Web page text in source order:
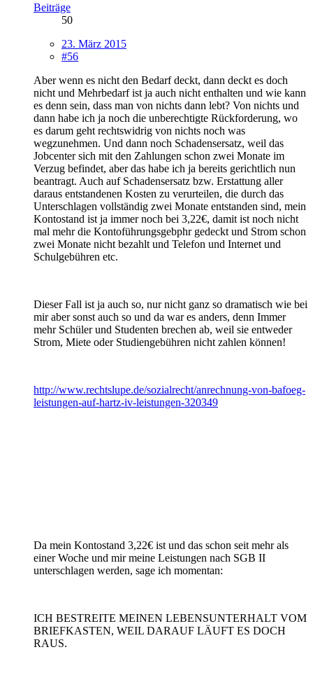
Beiträge
50
23. März 2015
#56
Aber wenn es nicht den Bedarf deckt, dann deckt es doch
nicht und Mehrbedarf ist ja auch nicht enthalten und wie kann
es denn sein, dass man von nichts dann lebt? Von nichts und
dann habe ich ja noch die unberechtigte Rückforderung, wo
es darum geht rechtswidrig von nichts noch was
wegzunehmen. Und dann noch Schadensersatz, weil das
Jobcenter sich mit den Zahlungen schon zwei Monate im
Verzug befindet, aber das habe ich ja bereits gerichtlich nun
beantragt. Auch auf Schadensersatz bzw. Erstattung aller
daraus entstandenen Kosten zu verurteilen, die durch das
Unterschlagen vollständig zwei Monate entstanden sind, mein
Kontostand ist ja immer noch bei 3,22€, damit ist noch nicht
mal mehr die Kontoführungsgebphr gedeckt und Strom schon
zwei Monate nicht bezahlt und Telefon und Internet und
Schulgebühren etc.
Dieser Fall ist ja auch so, nur nicht ganz so dramatisch wie bei
mir aber sonst auch so und da war es anders, denn Immer
mehr Schüler und Studenten brechen ab, weil sie entweder
Strom, Miete oder Studiengebühren nicht zahlen können!
http://www.rechtslupe.de/sozialrecht/anrechnung-von-bafoeg-
leistungen-auf-hartz-iv-leistungen-320349
Da mein Kontostand 3,22€ ist und das schon seit mehr als
einer Woche und mir meine Leistungen nach SGB II
unterschlagen werden, sage ich momentan:
ICH BESTREITE MEINEN LEBENSUNTERHALT VOM
BRIEFKASTEN, WEIL DARAUF LÄUFT ES DOCH
RAUS.